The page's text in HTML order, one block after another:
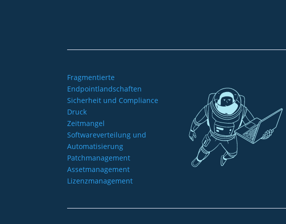
Fragmentierte
Endpointlandschaften
Sicherheit und Compliance
Druck
Zeitmangel
Softwareverteilung und
Automatisierung
Patchmanagement
Assetmanagement
Lizenzmanagement